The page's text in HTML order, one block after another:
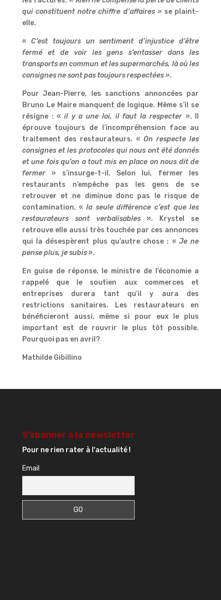
qui constituent notre chiffre d’affaires »se plaint-
elle.
« C’est toujours un sentiment d’injustice d’être
fermé
et de voir les gens s’entasser dans les
transports en commun et les supermarchés, là où les
consignes ne sont pas toujours respectées ».
Pour Jean-Pierre, les sanctions annoncées par
Bruno Le Maire manquent de logique. Même s’il se
résigne : « il y a une loi, il faut la respecter». Il
éprouve toujours de l’incompréhension face au
traitement des restaurateurs. «On respecte les
consignes et les protocoles qui nous ont été donnés
et une fois qu’on a tout mis en place on nous dit de
fermer» s’insurge-t-il. Selon lui, fermer les
restaurants n’empêche pas les gens de se
retrouver et ne diminue donc pas le risque de
contamination, «la seule différence c’est que les
restaurateurs sont verbalisables». Krystel se
retrouve elle aussi très touchée par ces annonces
qui la désespèrent plus qu’autre chose : « Je ne
pense plus, je subis».
En guise de réponse, le ministre de l’économie a
rappelé que le soutien aux commerces et
entreprises durera tant qu’il y aura des
restrictions sanitaires. Les restaurateurs en
bénéficieront aussi, même si pour eux le plus
important est de rouvrir le plus tôt possible.
Pourquoi pas en avril?
Mathilde Gibillino
S’abonner à la newsletter
Pour ne rien rater à l'actualité !
Email